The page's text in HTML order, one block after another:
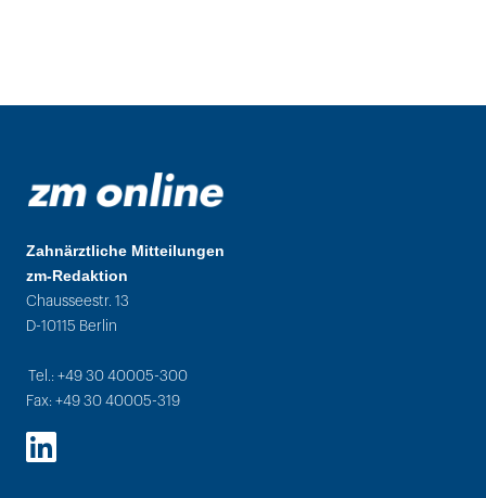
Zahnärztliche Mitteilungen
zm-Redaktion
Chausseestr. 13
D-10115 Berlin
Tel.: +49 30 40005-300
Fax: +49 30 40005-319
LinkedIn